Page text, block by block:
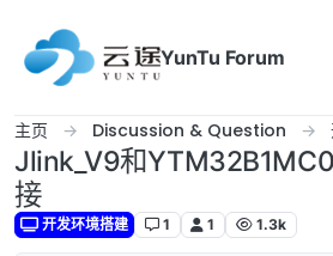
YunTu Forum
主页 Discussion & Question
Jlink_V9和
接
开发环境搭建 1 1 1.3k